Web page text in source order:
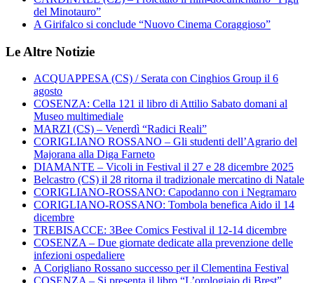
del Minotauro”
A Girifalco si conclude “Nuovo Cinema Coraggioso”
Le Altre Notizie
ACQUAPPESA (CS) / Serata con Cinghios Group il 6
agosto
COSENZA: Cella 121 il libro di Attilio Sabato domani al
Museo multimediale
MARZI (CS) – Venerdì “Radici Reali”
CORIGLIANO ROSSANO – Gli studenti dell’Agrario del
Majorana alla Diga Farneto
DIAMANTE – Vicoli in Festival il 27 e 28 dicembre 2025
Belcastro (CS) il 28 ritorna il tradizionale mercatino di Natale
CORIGLIANO-ROSSANO: Capodanno con i Negramaro
CORIGLIANO-ROSSANO: Tombola benefica Aido il 14
dicembre
TREBISACCE: 3Bee Comics Festival il 12-14 dicembre
COSENZA – Due giornate dedicate alla prevenzione delle
infezioni ospedaliere
A Corigliano Rossano successo per il Clementina Festival